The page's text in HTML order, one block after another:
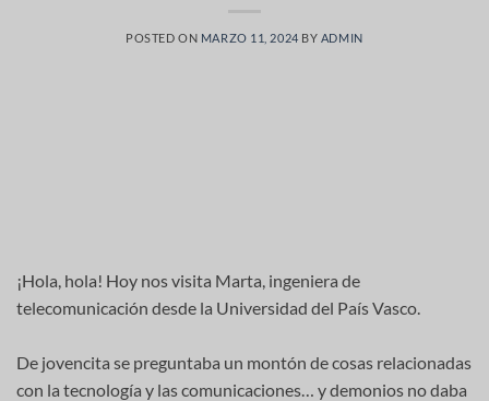
POSTED ON MARZO 11, 2024 BY ADMIN
¡Hola, hola! Hoy nos visita Marta, ingeniera de
telecomunicación desde la Universidad del País Vasco.
De jovencita se preguntaba un montón de cosas relacionadas
con la tecnología y las comunicaciones… y demonios no daba